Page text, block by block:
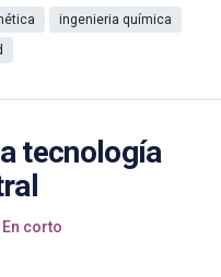
ingenieria química
tecnología
En corto